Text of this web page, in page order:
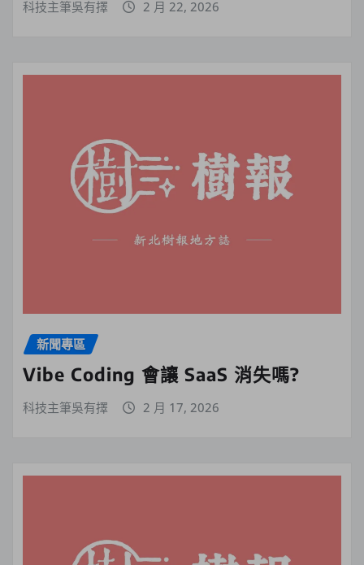
科技主筆吳有擇 2 月 22, 2026
新聞專區
Vibe Coding 會讓 SaaS 消失嗎?
科技主筆吳有擇 2 月 17, 2026